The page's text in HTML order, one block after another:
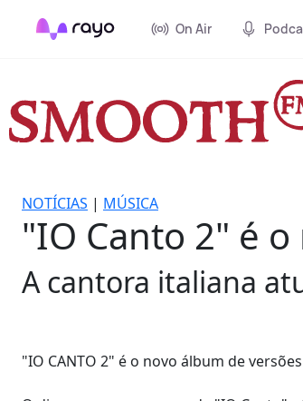
On Air
NOTÍCIAS | MÚSICA
"IO Canto 2" é
A cantora italiana
"IO CANTO 2" é o novo álbum de